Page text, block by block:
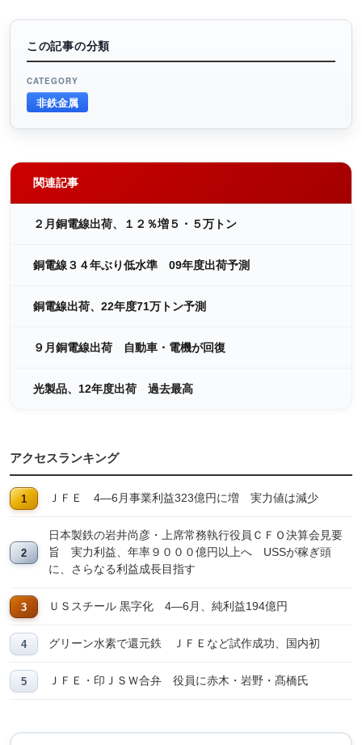
この記事の分類
CATEGORY
非鉄金属
関連記事
２月銅電線出荷、１２％増５・５万トン
銅電線３４年ぶり低水準 09年度出荷予測
銅電線出荷、22年度71万トン予測
９月銅電線出荷 自動車・電機が回復
光製品、12年度出荷 過去最高
アクセスランキング
ＪＦＥ 4―6月事業利益323億円に増 実力値は減少
日本製鉄の岩井尚彦・上席常務執行役員ＣＦＯ決算会見要
旨 実力利益、年率９０００億円以上へ USSが稼ぎ頭
に、さらなる利益成長目指す
ＵＳスチール 黒字化 4―6月、純利益194億円
グリーン水素で還元鉄 ＪＦＥなど試作成功、国内初
ＪＦＥ・印ＪＳＷ合弁 役員に赤木・岩野・髙橋氏